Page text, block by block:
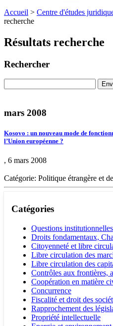
Accueil > Centre d'études
recherche
Résultats recherche
Rechercher
mars 2008
Kosovo : un nouveau mode de
l’Union européenne ?
, 6 mars 2008
Catégorie: Politique étrangère et
Catégories
Questions institutionnelles
Droits fondamentaux,
Citoyenneté et libre
Libre circulation des
Libre circulation des
Contrôles aux frontières,
Coopération en matière
Concurrence
Fiscalité et droit des
Rapprochement des
Propriété intellectuelle